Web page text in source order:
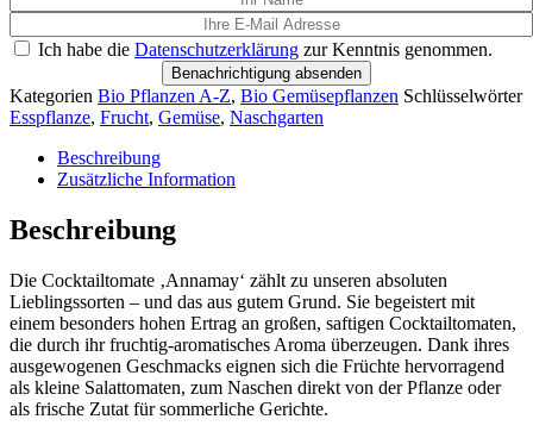
Ich habe die Datenschutzerklärung zur Kenntnis genommen.
Benachrichtigung absenden
Kategorien Bio Pflanzen A-Z, Bio Gemüsepflanzen Schlüsselwörter
Esspflanze, Frucht, Gemüse, Naschgarten
Beschreibung
Zusätzliche Information
Beschreibung
Die Cocktailtomate ‚Annamay‘ zählt zu unseren absoluten
Lieblingssorten – und das aus gutem Grund. Sie begeistert mit
einem besonders hohen Ertrag an großen, saftigen Cocktailtomaten,
die durch ihr fruchtig-aromatisches Aroma überzeugen. Dank ihres
ausgewogenen Geschmacks eignen sich die Früchte hervorragend
als kleine Salattomaten, zum Naschen direkt von der Pflanze oder
als frische Zutat für sommerliche Gerichte.